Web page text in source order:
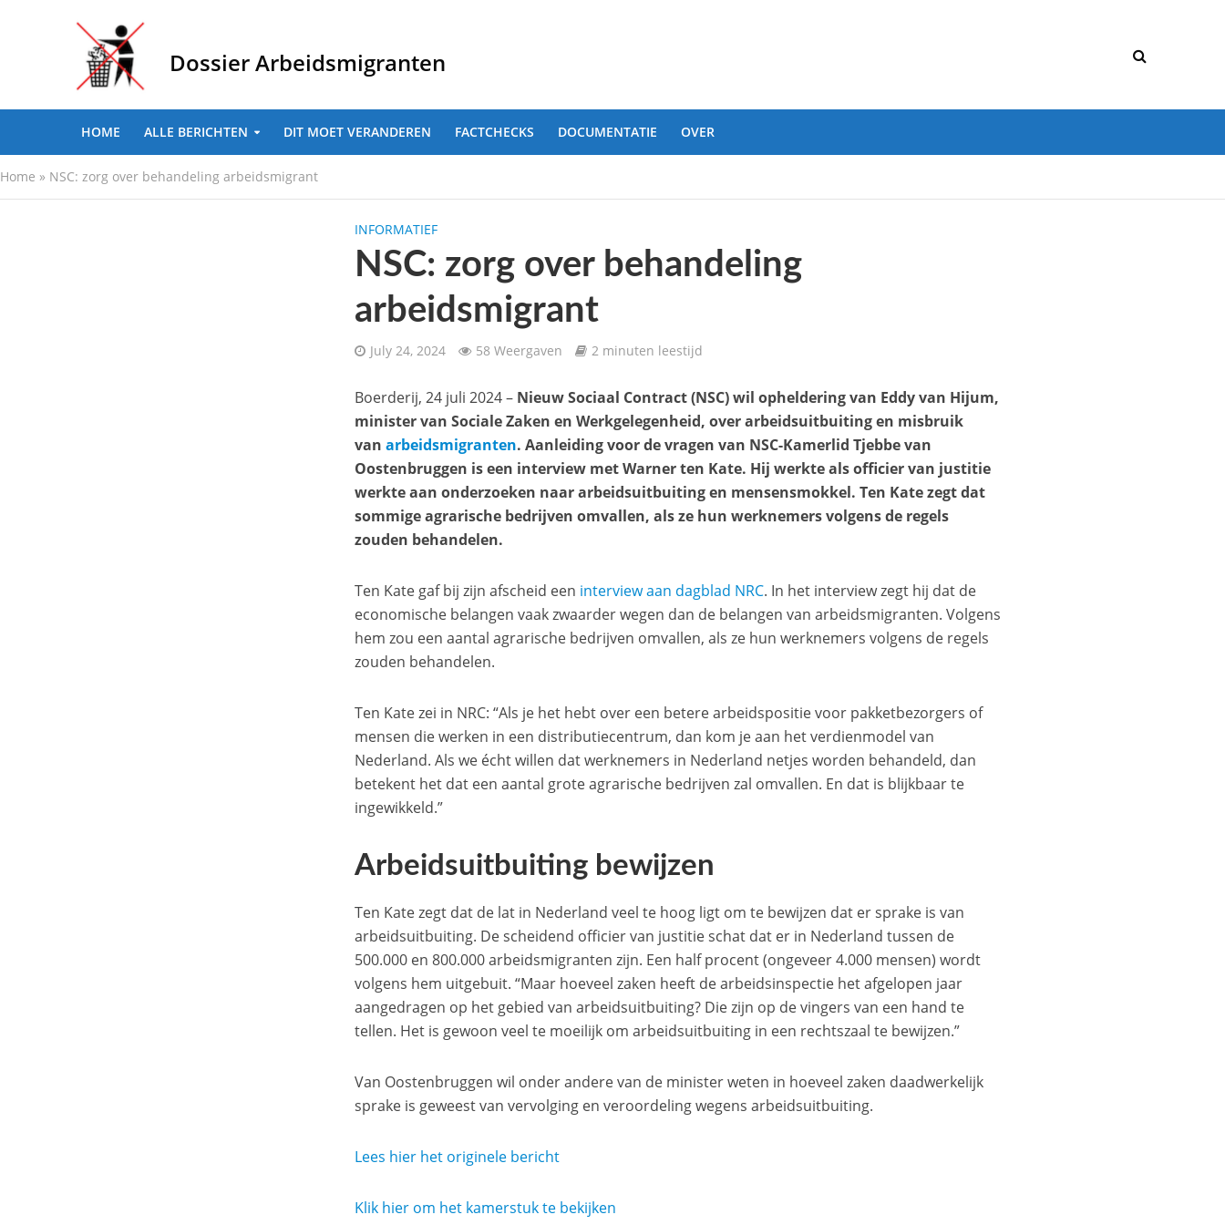
Dossier Arbeidsmigranten
HOME ALLE BERICHTEN DIT MOET VERANDEREN FACTCHECKS DOCUMENTATIE OVER
Home » NSC: zorg over behandeling arbeidsmigrant
INFORMATIEF
NSC: zorg over behandeling
arbeidsmigrant
July 24, 2024 58 Weergaven 2 minuten leestijd
Boerderij, 24 juli 2024 – Nieuw Sociaal Contract (NSC) wil opheldering van Eddy van Hijum,
minister van Sociale Zaken en Werkgelegenheid, over arbeidsuitbuiting en misbruik
vanarbeidsmigranten. Aanleiding voor de vragen van NSC-Kamerlid Tjebbe van
Oostenbruggen is een interview met Warner ten Kate. Hij werkte als officier van justitie
werkte aan onderzoeken naar arbeidsuitbuiting en mensensmokkel. Ten Kate zegt dat
sommige agrarische bedrijven omvallen, als ze hun werknemers volgens de regels
zouden behandelen.
Ten Kate gaf bij zijn afscheid een interview aan dagblad NRC. In het interview zegt hij dat de
economische belangen vaak zwaarder wegen dan de belangen van arbeidsmigranten. Volgens
hem zou een aantal agrarische bedrijven omvallen, als ze hun werknemers volgens de regels
zouden behandelen.
Ten Kate zei in NRC: “Als je het hebt over een betere arbeidspositie voor pakketbezorgers of
mensen die werken in een distributiecentrum, dan kom je aan het verdienmodel van
Nederland. Als we écht willen dat werknemers in Nederland netjes worden behandeld, dan
betekent het dat een aantal grote agrarische bedrijven zal omvallen. En dat is blijkbaar te
ingewikkeld.”
Arbeidsuitbuiting bewijzen
Ten Kate zegt dat de lat in Nederland veel te hoog ligt om te bewijzen dat er sprake is van
arbeidsuitbuiting. De scheidend officier van justitie schat dat er in Nederland tussen de
500.000 en 800.000 arbeidsmigranten zijn. Een half procent (ongeveer 4.000 mensen) wordt
volgens hem uitgebuit. “Maar hoeveel zaken heeft de arbeidsinspectie het afgelopen jaar
aangedragen op het gebied van arbeidsuitbuiting? Die zijn op de vingers van een hand te
tellen. Het is gewoon veel te moeilijk om arbeidsuitbuiting in een rechtszaal te bewijzen.”
Van Oostenbruggen wil onder andere van de minister weten in hoeveel zaken daadwerkelijk
sprake is geweest van vervolging en veroordeling wegens arbeidsuitbuiting.
Lees hier het originele bericht
Klik hier om het kamerstuk te bekijken